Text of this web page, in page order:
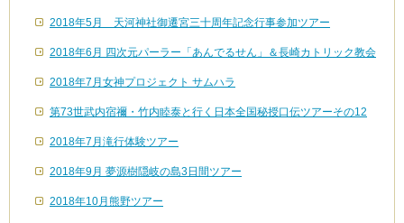
2018年5月 天河神社御遷宮三十周年記念行事参加ツアー
2018年6月 四次元パーラー「あんでるせん」＆長崎カトリック教会
2018年7月女神プロジェクト サムハラ
第73世武内宿禰・竹内睦泰と行く日本全国秘授口伝ツアーその12
2018年7月滝行体験ツアー
2018年9月 夢源樹隠岐の島3日間ツアー
2018年10月熊野ツアー